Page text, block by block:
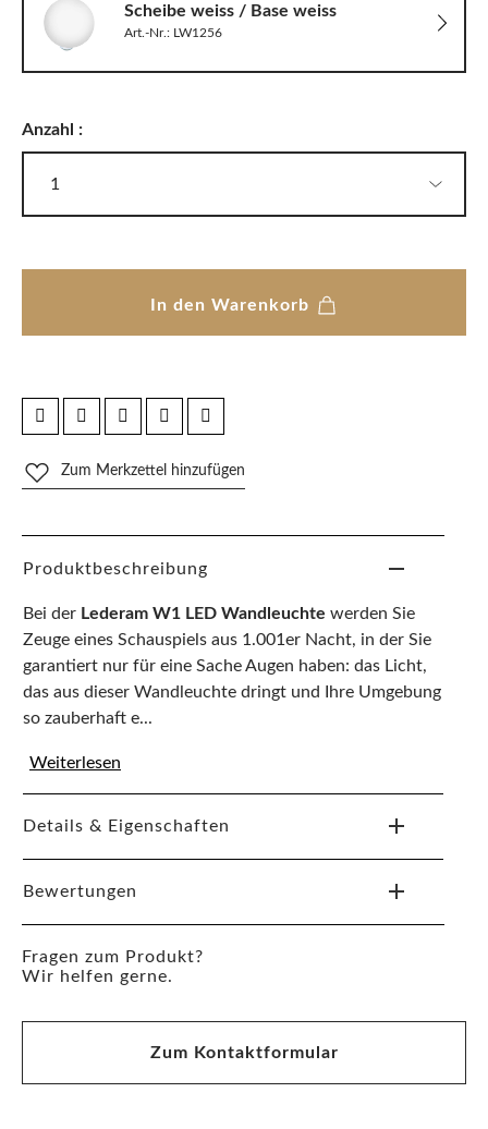
Scheibe weiss / Base weiss
Art.-Nr.: LW1256
Anzahl :
In den Warenkorb
Zum Merkzettel hinzufügen
Produktbeschreibung
Bei der Lederam W1 LED Wandleuchte werden Sie
Zeuge eines Schauspiels aus 1.001er Nacht, in der Sie
garantiert nur für eine Sache Augen haben: das Licht,
das aus dieser Wandleuchte dringt und Ihre Umgebung
so zauberhaft e...
Weiterlesen
Details & Eigenschaften
Bewertungen
Fragen zum Produkt?
Wir helfen gerne.
Zum Kontaktformular